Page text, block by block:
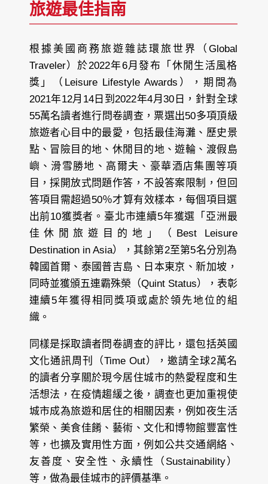
旅遊最佳指南
根據美國商務旅遊雜誌環旅世界（Global
Traveler）於2022年6月發布「休閒生活風格
獎」（Leisure Lifestyle Awards），期間為
2021年12月14日到2022年4月30日，針對全球
55萬名讀者進行問卷調查，票選出50多項頂級
旅遊者心目中的最愛，包括最佳海灘、歷史景
點、冒險目的地、休閒目的地、遊輪、渡假島
嶼、滑雪勝地、高爾夫、豪華酒店集團等項
目，採開放式問題作答，不設答案限制，但回
答項目需超過50％才算有效樣本，每個項目選
出前10獲獎者。臺北市連續5年獲選「亞洲最
佳休閒旅遊目的地」（Best Leisure
Destination in Asia），其餘第2至第5名分別為
韓國首爾、泰國普吉島、日本東京、新加坡，
同時並獲頒五連霸殊榮（Quint Status），表彰
連續5年獲得相同獎項或處於領先地位的組
織。
同樣是採取讀者問卷調查的評比，還包括英國
文化通訊周刊（Time Out），邀請全球2萬名
的讀者分享關於現今居住城市的熱愛程度和生
活想法，在疫情趨緩之後，調查也更加重視使
城市成為旅遊和居住的相關因素，例如夜生活
繁榮、美食佳餚、藝術、文化和博物館豐富性
等，也擴及實用性方面，例如公共交通網絡、
友善度、安全性、永續性（Sustainability）
等，做為最佳城市的評價基準。